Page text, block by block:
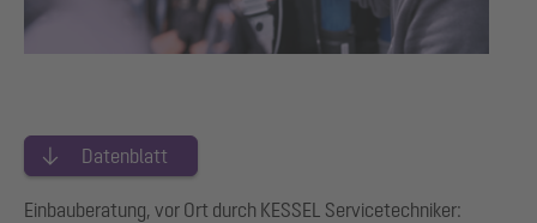
Datenblatt
Einbauberatung, vor Ort durch KESSEL Servicetechniker: